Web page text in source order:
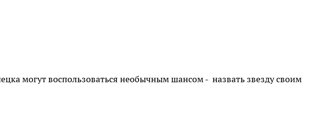
могут воспользоваться необычным шансом - назвать звезду своим